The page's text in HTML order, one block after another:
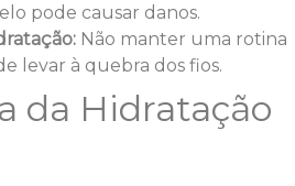
pode causar danos.
Não manter uma rotina
levar à quebra dos fios.
da Hidratação